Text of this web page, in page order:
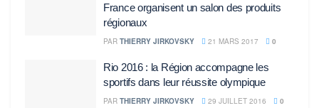
France organisent un salon des produits
régionaux
PAR THIERRY JIRKOVSKY 21 MARS 2017 0
Rio 2016 : la Région accompagne les
sportifs dans leur réussite olympique
PAR THIERRY JIRKOVSKY 29 JUILLET 2016 0